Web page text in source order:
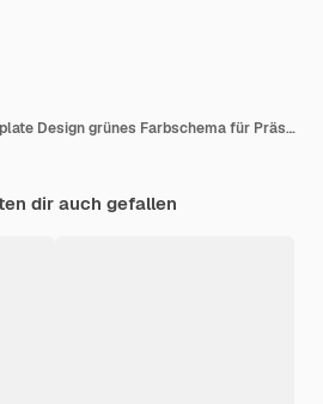
Roll-up Banner Template Design grünes Farbschema für Präsentation oder Promotion mit Raumbild-Vektorillustration
dir auch gefallen